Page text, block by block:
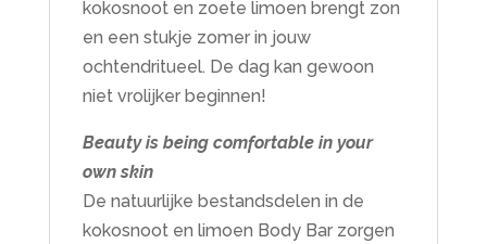
kokosnoot en zoete limoen brengt zon
en een stukje zomer in jouw
ochtendritueel. De dag kan gewoon
niet vrolijker beginnen!
Beauty is being comfortable in your
own skin
De natuurlijke bestandsdelen in de
kokosnoot en limoen Body Bar zorgen